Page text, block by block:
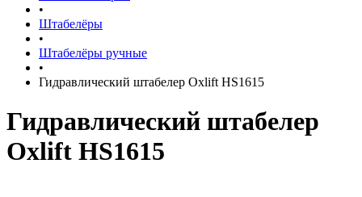
•
Штабелёры
•
Штабелёры ручные
•
Гидравлический штабелер Oxlift HS1615
Гидравлический штабелер
Oxlift HS1615